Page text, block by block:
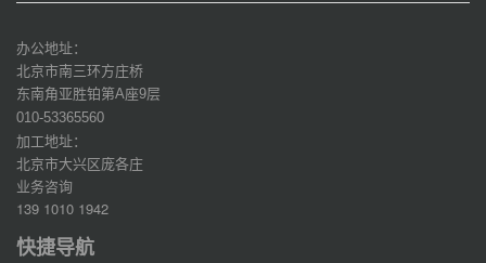
办公地址：
北京市南三环方庄桥
东南角亚胜铂第A座9层
010-53365560
加工地址：
北京市大兴区庞各庄
业务咨询
139 1010 1942
快捷导航